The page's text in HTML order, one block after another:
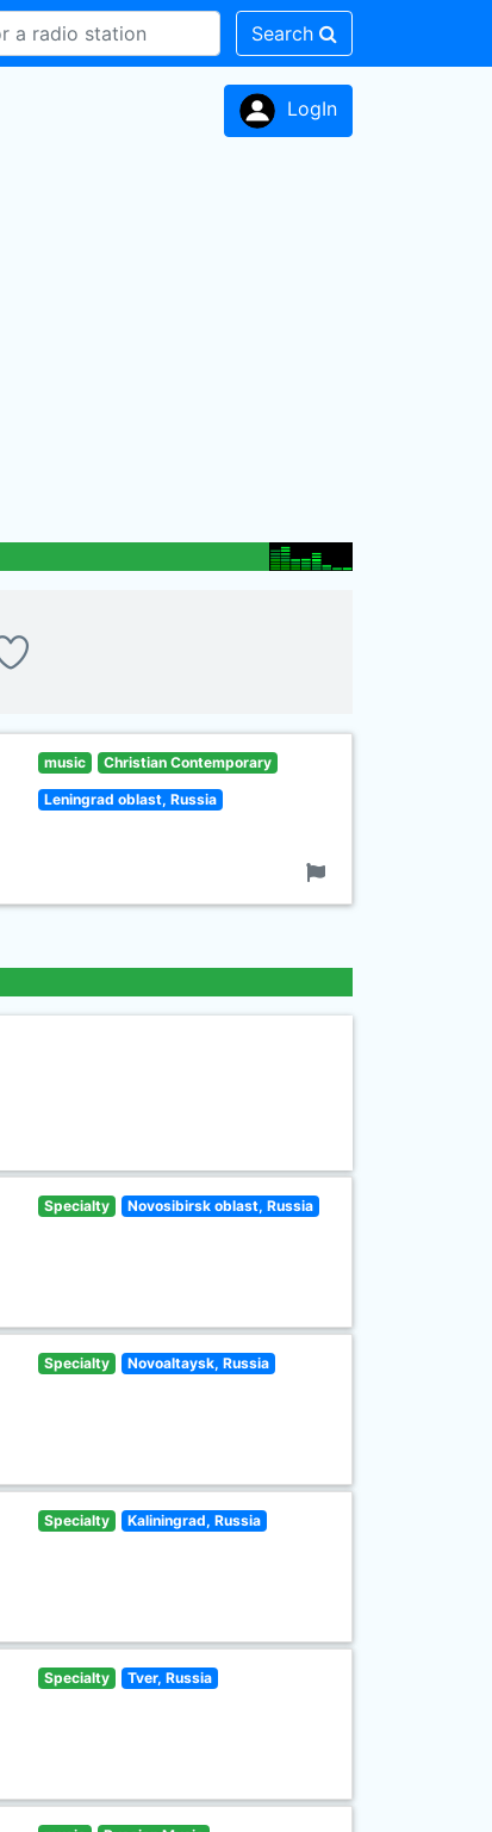
Search
LogIn
music Christian Contemporary
Leningrad oblast, Russia
Specialty Novosibirsk oblast, Russia
Specialty Novoaltaysk, Russia
Specialty Kaliningrad, Russia
Specialty Tver, Russia